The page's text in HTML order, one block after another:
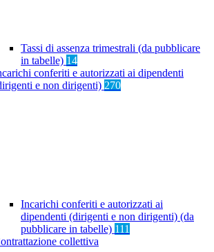
Tassi di assenza trimestrali (da pubblicare
in tabelle) 14
conferiti e autorizzati ai dipendenti
e non dirigenti) 270
Incarichi conferiti e autorizzati ai
dipendenti (dirigenti e non dirigenti) (da
pubblicare in tabelle) 111
collettiva